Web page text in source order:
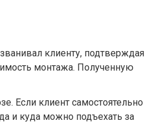
клиенту, подтверждая
монтажа. Полученную
Если клиент самостоятельно
и куда можно подъехать за